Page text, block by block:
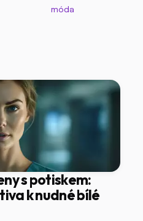
móda
s potiskem:
k nudné bílé